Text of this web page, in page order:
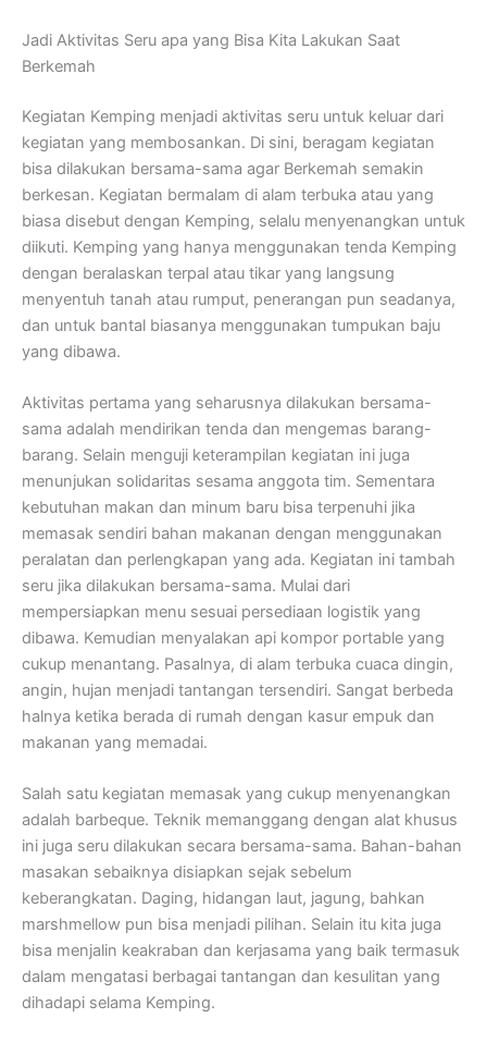
Jadi Aktivitas Seru apa yang Bisa Kita Lakukan Saat
Berkemah
Kegiatan Kemping menjadi aktivitas seru untuk keluar dari
kegiatan yang membosankan. Di sini, beragam kegiatan
bisa dilakukan bersama-sama agar Berkemah semakin
berkesan. Kegiatan bermalam di alam terbuka atau yang
biasa disebut dengan Kemping, selalu menyenangkan untuk
diikuti. Kemping yang hanya menggunakan tenda Kemping
dengan beralaskan terpal atau tikar yang langsung
menyentuh tanah atau rumput, penerangan pun seadanya,
dan untuk bantal biasanya menggunakan tumpukan baju
yang dibawa.
Aktivitas pertama yang seharusnya dilakukan bersama-
sama adalah mendirikan tenda dan mengemas barang-
barang. Selain menguji keterampilan kegiatan ini juga
menunjukan solidaritas sesama anggota tim. Sementara
kebutuhan makan dan minum baru bisa terpenuhi jika
memasak sendiri bahan makanan dengan menggunakan
peralatan dan perlengkapan yang ada. Kegiatan ini tambah
seru jika dilakukan bersama-sama. Mulai dari
mempersiapkan menu sesuai persediaan logistik yang
dibawa. Kemudian menyalakan api kompor portable yang
cukup menantang. Pasalnya, di alam terbuka cuaca dingin,
angin, hujan menjadi tantangan tersendiri. Sangat berbeda
halnya ketika berada di rumah dengan kasur empuk dan
makanan yang memadai.
Salah satu kegiatan memasak yang cukup menyenangkan
adalah barbeque. Teknik memanggang dengan alat khusus
ini juga seru dilakukan secara bersama-sama. Bahan-bahan
masakan sebaiknya disiapkan sejak sebelum
keberangkatan. Daging, hidangan laut, jagung, bahkan
marshmellow pun bisa menjadi pilihan. Selain itu kita juga
bisa menjalin keakraban dan kerjasama yang baik termasuk
dalam mengatasi berbagai tantangan dan kesulitan yang
dihadapi selama Kemping.